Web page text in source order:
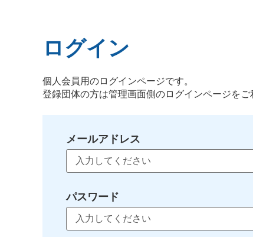
ログイン
個人会員用のログインページです。
登録団体の方は管理画面側のログインページをご
メールアドレス
パスワード